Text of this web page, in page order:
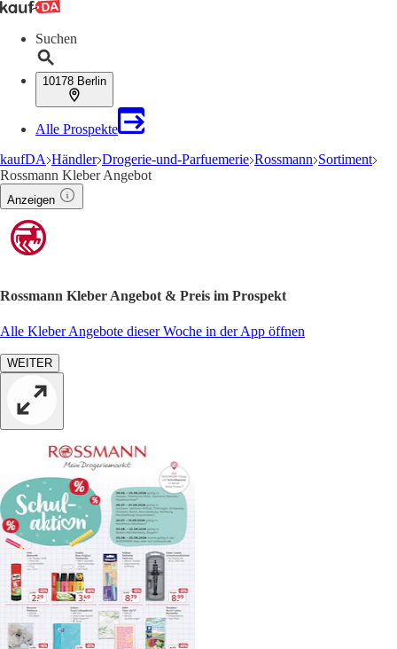
Suchen
10178 Berlin
Alle Prospekte
kaufDA Händler Drogerie-und-Parfuemerie Rossmann Sortiment
Rossmann Kleber Angebot
Anzeigen
Rossmann Kleber Angebot & Preis im Prospekt
Alle Kleber Angebote dieser Woche in der App öffnen
WEITER